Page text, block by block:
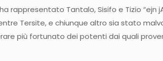
Tantalo, Sisifo e Tizio “ejn
Tersite, e chiunque altro sia stato
più fortunato dei potenti dai quali